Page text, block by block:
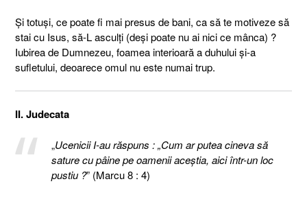
Şi totuşi, ce poate fi mai presus de bani, ca să te motiveze să
stai cu Isus, să-L asculţi (deşi poate nu ai nici ce mânca) ?
Iubirea de Dumnezeu, foamea interioară a duhului şi-a
sufletului, deoarece omul nu este numai trup.
II. Judecata
„Ucenicii I-au răspuns : „Cum ar putea cineva să
sature cu pâine pe oamenii aceştia, aici într-un loc
pustiu ?” (Marcu 8 : 4)